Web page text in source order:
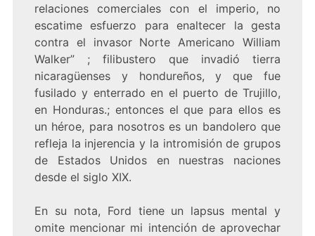
relaciones comerciales con el imperio, no
escatime esfuerzo para enaltecer la gesta
contra el invasor Norte Americano William
Walker” ; filibustero que invadió tierra
nicaragüenses y hondureños, y que fue
fusilado y enterrado en el puerto de Trujillo,
en Honduras.; entonces el que para ellos es
un héroe, para nosotros es un bandolero que
refleja la injerencia y la intromisión de grupos
de Estados Unidos en nuestras naciones
desde el siglo XIX.
En su nota, Ford tiene un lapsus mental y
omite mencionar mi intención de aprovechar